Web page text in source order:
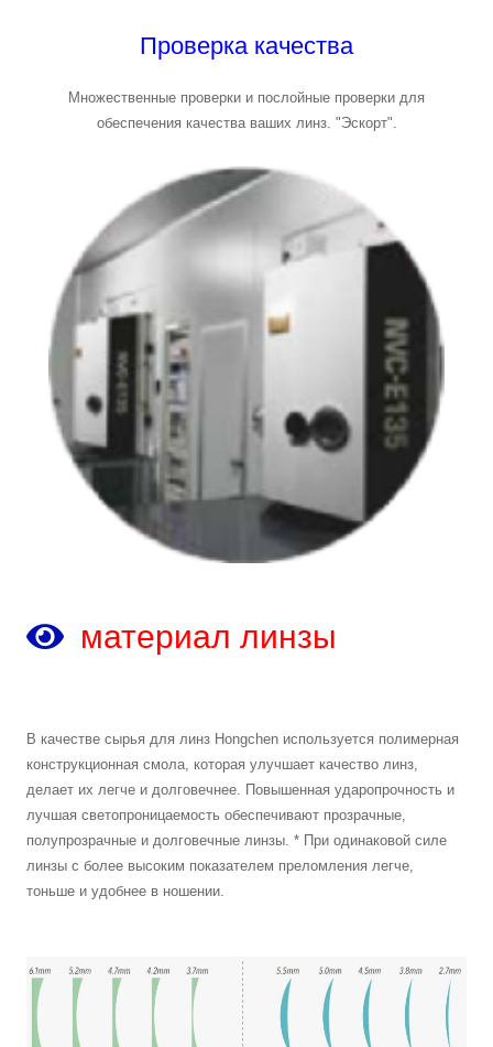
Проверка качества
Множественные проверки и послойные проверки для
обеспечения качества ваших линз. "Эскорт".
материал линзы
В качестве сырья для линз Hongchen используется полимерная
конструкционная смола, которая улучшает качество линз,
делает их легче и долговечнее. Повышенная ударопрочность и
лучшая светопроницаемость обеспечивают прозрачные,
полупрозрачные и долговечные линзы. * При одинаковой силе
линзы с более высоким показателем преломления легче,
тоньше и удобнее в ношении.